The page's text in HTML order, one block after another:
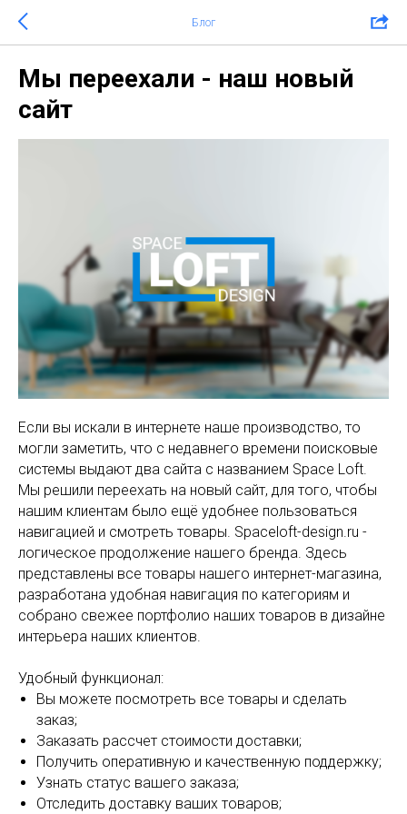
Блог
Мы переехали - наш новый
сайт
Если вы искали в интернете наше производство, то
могли заметить, что с недавнего времени поисковые
системы выдают два сайта с названием Space Loft.
Мы решили переехать на новый сайт, для того, чтобы
нашим клиентам было ещё удобнее пользоваться
навигацией и смотреть товары. Spaceloft-design.ru -
логическое продолжение нашего бренда. Здесь
представлены все товары нашего интернет-магазина,
разработана удобная навигация по категориям и
собрано свежее портфолио наших товаров в дизайне
интерьера наших клиентов.
Удобный функционал:
Вы можете посмотреть все товары и сделать
заказ;
Заказать рассчет стоимости доставки;
Получить оперативную и качественную поддержку;
Узнать статус вашего заказа;
Отследить доставку ваших товаров;